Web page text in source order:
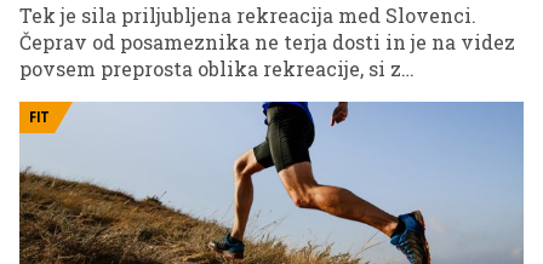
Tek je sila priljubljena rekreacija med Slovenci.
Čeprav od posameznika ne terja dosti in je na videz
povsem preprosta oblika rekreacije, si z
vaše zdravje. Ključna pa je pravilna tehnika teka,
toda osvojiti pravilno tehniko ni tako zelo lahko.
FIT